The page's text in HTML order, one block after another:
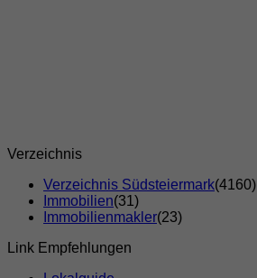
Verzeichnis
Verzeichnis Südsteiermark(4160)
Immobilien(31)
Immobilienmakler(23)
Link Empfehlungen